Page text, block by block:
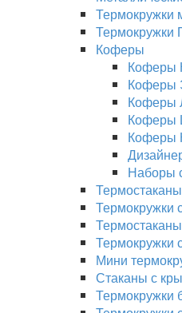
Термокружки
Термокружки
Коферы
Коферы
Коферы
Коферы
Коферы
Коферы
Наборы
Термокружки
Термокружки
Мини
Стаканы с
Термокружки